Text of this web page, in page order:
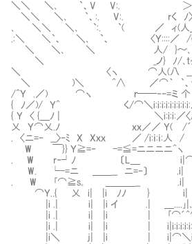
＼＼ ＼､ `、V V:. ＞-
＼＼ ＼､ `、:. V:. rく ﾉ
､ ＼＼ ＼､ `:. `( ／ ィ(
.:＼ ＼`、 ＼､ `、 〈Ｙ::::
＼ ＼､ ＼ 人/ }～､、 /
＼ _ノ} ﾉ/､tｯ) /<
＼ 〈ヽ ⌒人(八 __
＼ )＼ ^∧ ／⌒｀ `、ｖ:ｒ
/^Ｙ .／) ⌒ヽ ｒ──‐‐=ミ 个 ｀
{ ﾉ／)/ Ｙ^ く/⌒＼i:i:i:i:i:i:i:i:i:ﾉ
{ Ｙ 〈 {＿ﾉ | ＼i:i:i:／〈/ノ
乂 Ｙ⌒乂.ﾉ ｘｘ／／ Ｙ( /´
. 〈ニ=‐ __〉‐ﾐ X Xｘｘ ／ /i:ｉ:
W ￣}} Ｙ≧=‐ -=≦=ニニニニ^ヽ
. W r‐┘ﾉ 〔L＿ i|⌒¨¨¨ `、i:〈
W. └-=ニ ＿＿__ ニ=‐〕
. W ｢⌒≧s｡ ＿＿＿
⌒Ｙ..{ 乂 i| |i
|i .| i| |i イ .| ＿....｣|､＿Ｙ⌒¨〈 ／〉:
|i .| i| |i | ｢⌒´^⌒i:i:i:i:＞
|i .| i| |i | i|i:i:i:i:i:i:i:i:i:／ _〈:
|i＼ j| |i | i|⌒＼i:／､丶` ⌒Ｙ: